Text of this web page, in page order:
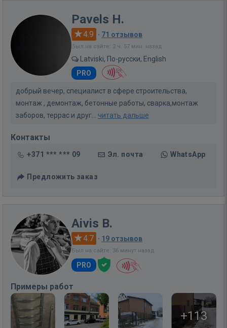
Pavels H.
4.9 · 71 отзывов
Был на сайте: 2 ч. 57 мин. назад
Latviski, По-русски, English
PRO
добрый вечер, специалист в сфере строительства,
монтаж , демонтаж, бетонные работы, сварка,монтаж
заборов, террас и друг... читать дальше
Контакты
+371 *** *** 09 Эл. почта WhatsApp
Предложить заказ
Aivis B.
4.7 · 19 отзывов
Был на сайте: 36 минут назад
PRO
Примеры работ
+113